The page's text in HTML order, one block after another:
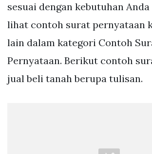
sesuai dengan kebutuhan
lihat contoh surat pernyataan
lain dalam kategori Contoh
Pernyataan. Berikut contoh
jual beli tanah berupa tulisan.